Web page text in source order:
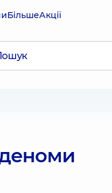
БільшеАкції